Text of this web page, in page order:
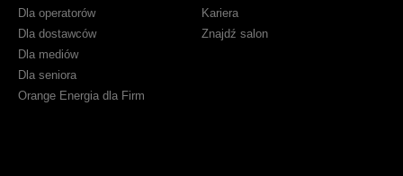
Dla operatorów
Dla dostawców
Dla mediów
Dla seniora
Orange Energia dla Firm
Kariera
Znajdź salon